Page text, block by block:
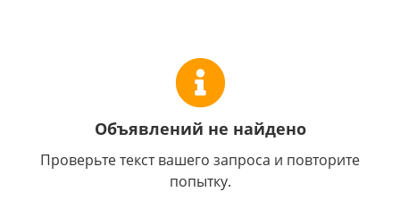
Объявлений не найдено
Проверьте текст вашего запроса и повторите
попытку.